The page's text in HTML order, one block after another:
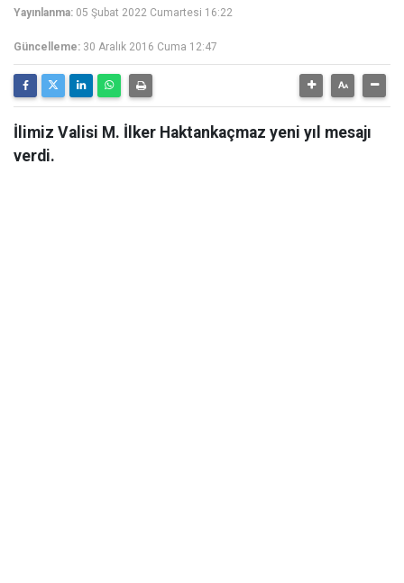
Yayınlanma: 05 Şubat 2022 Cumartesi 16:22
Güncelleme: 30 Aralık 2016 Cuma 12:47
İlimiz Valisi M. İlker Haktankaçmaz yeni yıl mesajı
verdi.